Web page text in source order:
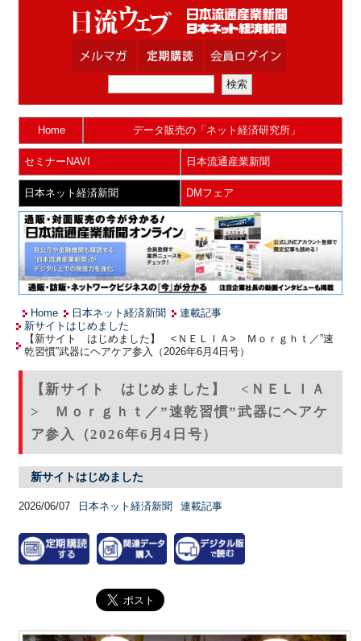
Home データ販売の「ネット経済研究所」
セミナーNAVI 日本流通産業新聞
日本ネット経済新聞 DMフェア
Home 日本ネット経済新聞
連載記事
新サイトはじめました
【新サイト はじめました】 <ＮＥＬＩＡ> Ｍｏｒｇｈｔ／”速
乾習慣”武器にヘアケア参入（2026年6月4日号）
【新サイト はじめました】 <ＮＥＬＩＡ
> Ｍｏｒｇｈｔ／”速乾習慣”武器にヘアケ
ア参入（2026年6月4日号）
新サイトはじめました
2026/06/07 日本ネット経済新聞 連載記事